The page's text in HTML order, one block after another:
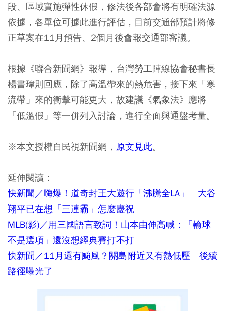
段、區域實施彈性休假，修法後各部會將有明確法源
依據，各單位可據此進行評估，目前交通部預計將修
正草案在11月預告、2個月後會報交通部審議。
根據《聯合新聞網》報導，台灣勞工陣線協會秘書長
楊書瑋則回應，除了高溫帶來的熱危害，接下來「寒
流帶」來的衝擊可能更大，故建議《氣象法》應將
「低溫假」等一併列入討論，進行全面與通盤考量。
※本文授權自民視新聞網， 原文見此。
延伸閱讀：
快新聞／嗨爆！道奇封王大遊行「沸騰全LA」 大谷
翔平已在想「三連霸」怎麼慶祝
MLB(影)／用三國語言致詞！山本由伸高喊：「輸球
不是選項」還沒想經典賽打不打
快新聞／11月還有颱風？關島附近又有熱低壓 後續
路徑曝光了